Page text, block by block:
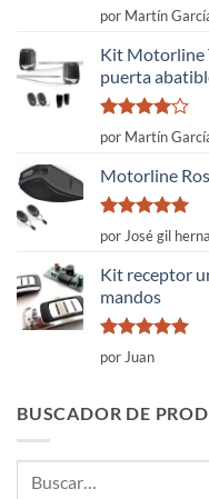
Valorado
con
5
por Martín
Kit Motorline
puerta
Valorado
con
5
por Martín
Motorline
Valorado
con
de 5
por José gil
Kit receptor
mandos
Valorado
con
por Juan
BUSCADOR DE